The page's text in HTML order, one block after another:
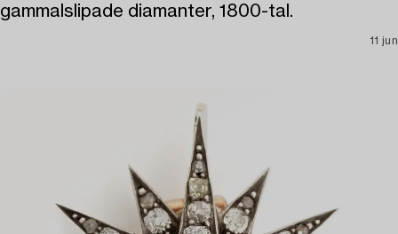
gammalslipade diamanter, 1800-tal.
11 jun